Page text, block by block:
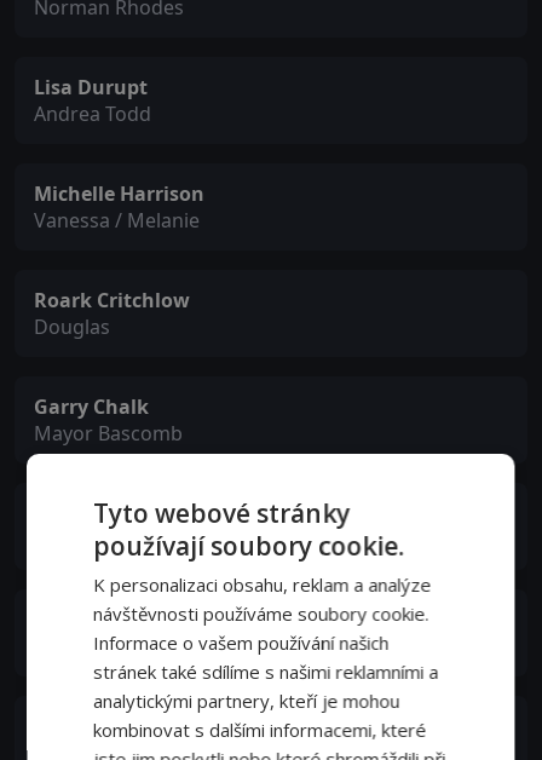
Norman Rhodes
Lisa Durupt
Andrea Todd
Michelle Harrison
Vanessa / Melanie
Roark Critchlow
Douglas
Garry Chalk
Mayor Bascomb
Toby Levins
Bill Todd
Juliana Wimbles
Lisa Herman
Anne Marie DeLuise
Gloria Travis
Tyto webové stránky
používají soubory cookie.
K personalizaci obsahu, reklam a analýze
návštěvnosti používáme soubory cookie.
Informace o vašem používání našich
stránek také sdílíme s našimi reklamními a
analytickými partnery, kteří je mohou
kombinovat s dalšími informacemi, které